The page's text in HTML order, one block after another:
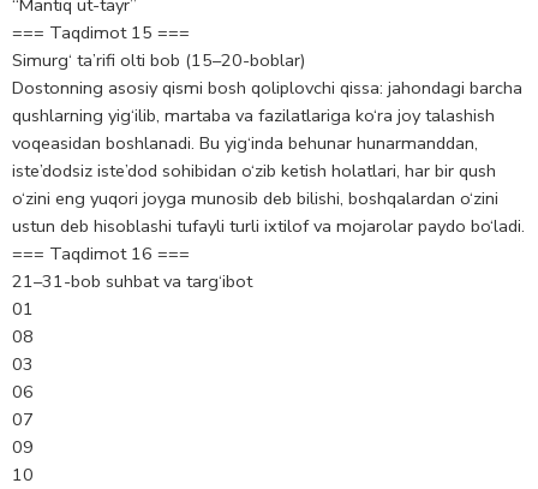
“Mantiq ut-tayr”
=== Taqdimot 15 ===
Simurg‘ ta’rifi olti bob (15–20-boblar)
Dostonning asosiy qismi bosh qoliplovchi qissa: jahondagi barcha
qushlarning yig‘ilib, martaba va fazilatlariga ko‘ra joy talashish
voqeasidan boshlanadi. Bu yig‘inda behunar hunarmanddan,
iste’dodsiz iste’dod sohibidan o‘zib ketish holatlari, har bir qush
o‘zini eng yuqori joyga munosib deb bilishi, boshqalardan o‘zini
ustun deb hisoblashi tufayli turli ixtilof va mojarolar paydo bo‘ladi.
=== Taqdimot 16 ===
21–31-bob suhbat va targ‘ibot
01
08
03
06
07
09
10